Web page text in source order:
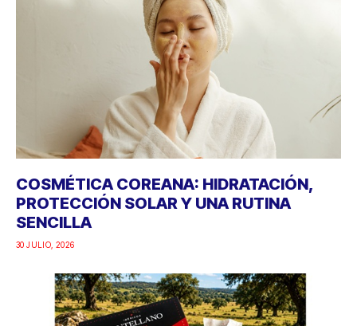
COSMÉTICA COREANA: HIDRATACIÓN,
PROTECCIÓN SOLAR Y UNA RUTINA
SENCILLA
30 JULIO, 2026